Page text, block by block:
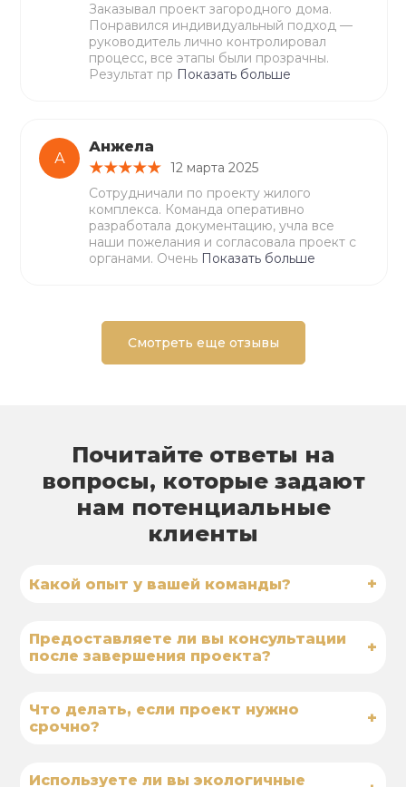
Заказывал проект загородного дома.
Понравился индивидуальный подход —
руководитель лично контролировал
процесс, все этапы были прозрачны.
Результат пр Показать больше
А
Анжела
12 марта 2025
Сотрудничали по проекту жилого
комплекса. Команда оперативно
разработала документацию, учла все
наши пожелания и согласовала проект с
органами. Очень Показать больше
Смотреть еще отзывы
Почитайте ответы на
вопросы, которые задают
нам потенциальные
клиенты
Какой опыт у вашей команды? +
Предоставляете ли вы консультации
после завершения проекта?
+
Что делать, если проект нужно
срочно?
+
Используете ли вы экологичные